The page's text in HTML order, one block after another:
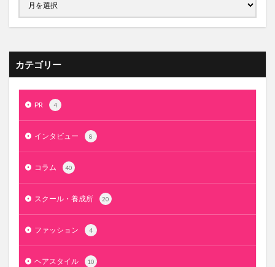
カテゴリー
PR 4
インタビュー 8
コラム 40
スクール・養成所 20
ファッション 4
ヘアスタイル 10